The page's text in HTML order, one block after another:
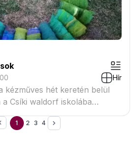
Hír
kézműves hét keretén belül
Csíki waldorf iskolába
1 2 3 4